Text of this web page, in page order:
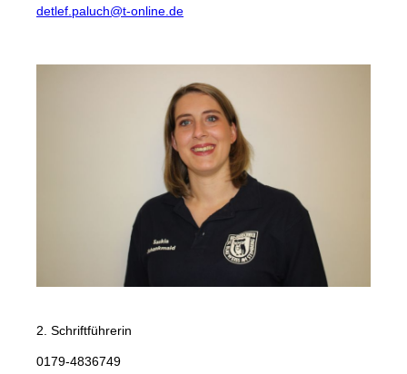
detlef.paluch@t-online.de
2. Schriftführerin
0179-4836749